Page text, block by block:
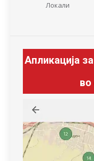
Локали
Апликација